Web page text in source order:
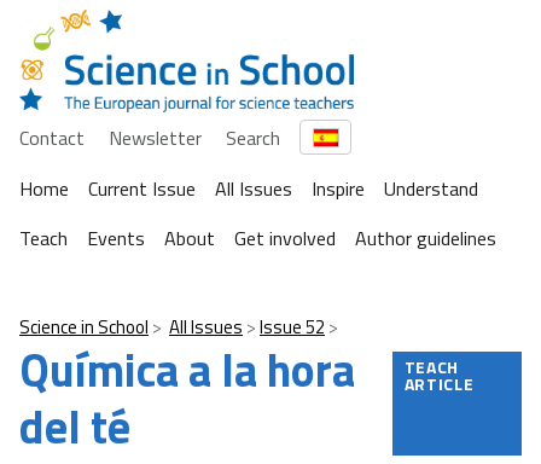
Contact Newsletter
Search
Home
Current Issue All Issues Inspire
Understand
Teach
Events About Get involved Author guidelines
Science in School All Issues Issue 52
Química a la hora
del té
TEACH
ARTICLE